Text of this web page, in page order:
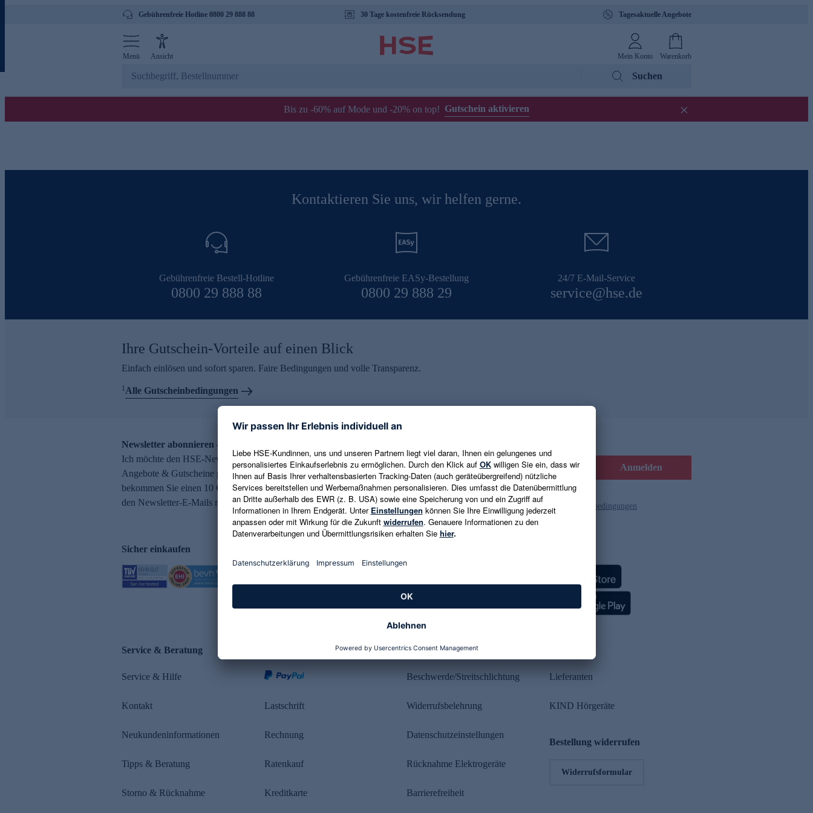
Gebührenfreie Hotline 0800 29 888 88 30 Tage kostenfreie Rücksendung Tagesaktuelle Angebote
Menü Ansicht Mein Konto Warenkorb
Suchen
Bis zu -60% auf Mode und -20% on top! Gutschein aktivieren
Kontaktieren Sie uns, wir helfen gerne.
Gebührenfreie Bestell-Hotline
0800 29 888 88
Gebührenfreie EASy-Bestellung
0800 29 888 29
24/7 E-Mail-Service
service@hse.de
Ihre Gutschein-Vorteile auf einen Blick
Einfach einlösen und sofort sparen. Faire Bedingungen und volle Transparenz.
1Alle Gutscheinbedingungen
Newsletter abonnieren – 10 € Gutschein erhalten
Ich möchte den HSE-Newsletter abonnieren und aktuelle Trends,
Angebote & Gutscheine per E-Mail erhalten. Als Dankeschön
bekommen Sie einen 10 € Gutschein. Eine Abmeldung ist jederzeit in
den Newsletter-E-Mails möglich.
E-Mail-Adresse eingeben Anmelden
Es gelten die Datenschutzrichtlinien und die Gutscheinbedingungen
Sicher einkaufen
Service & Beratung
Service & Hilfe
Kontakt
Neukundeninformationen
Tipps & Beratung
Storno & Rücknahme
Lastschrift
Rechnung
Ratenkauf
Kreditkarte
Rechtliches
Beschwerde/Streitschlichtung
Widerrufsbelehrung
Datenschutzeinstellungen
Rücknahme Elektrogeräte
Barrierefreiheit
Lieferanten
KIND Hörgeräte
Bestellung widerrufen
Widerrufsformular